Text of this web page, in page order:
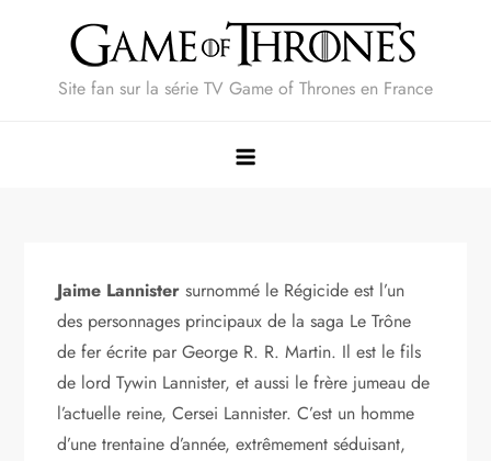
Site fan sur la série TV Game of Thrones en France
Jaime Lannister surnommé le Régicide est l’un
des personnages principaux de la saga Le Trône
de fer écrite par George R. R. Martin. Il est le fils
de lord Tywin Lannister, et aussi le frère jumeau de
l’actuelle reine, Cersei Lannister. C’est un homme
d’une trentaine d’année, extrêmement séduisant,